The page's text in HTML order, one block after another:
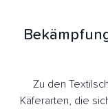
Zu den
Käferarten, die